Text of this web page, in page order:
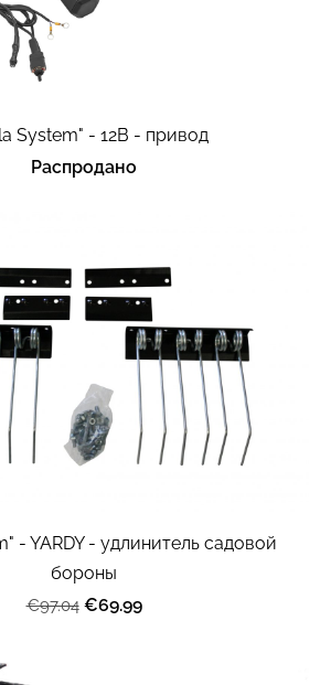
System" - 12В - привод
Распродано
- YARDY - удлинитель садовой
бороны
€97.04 €69.99